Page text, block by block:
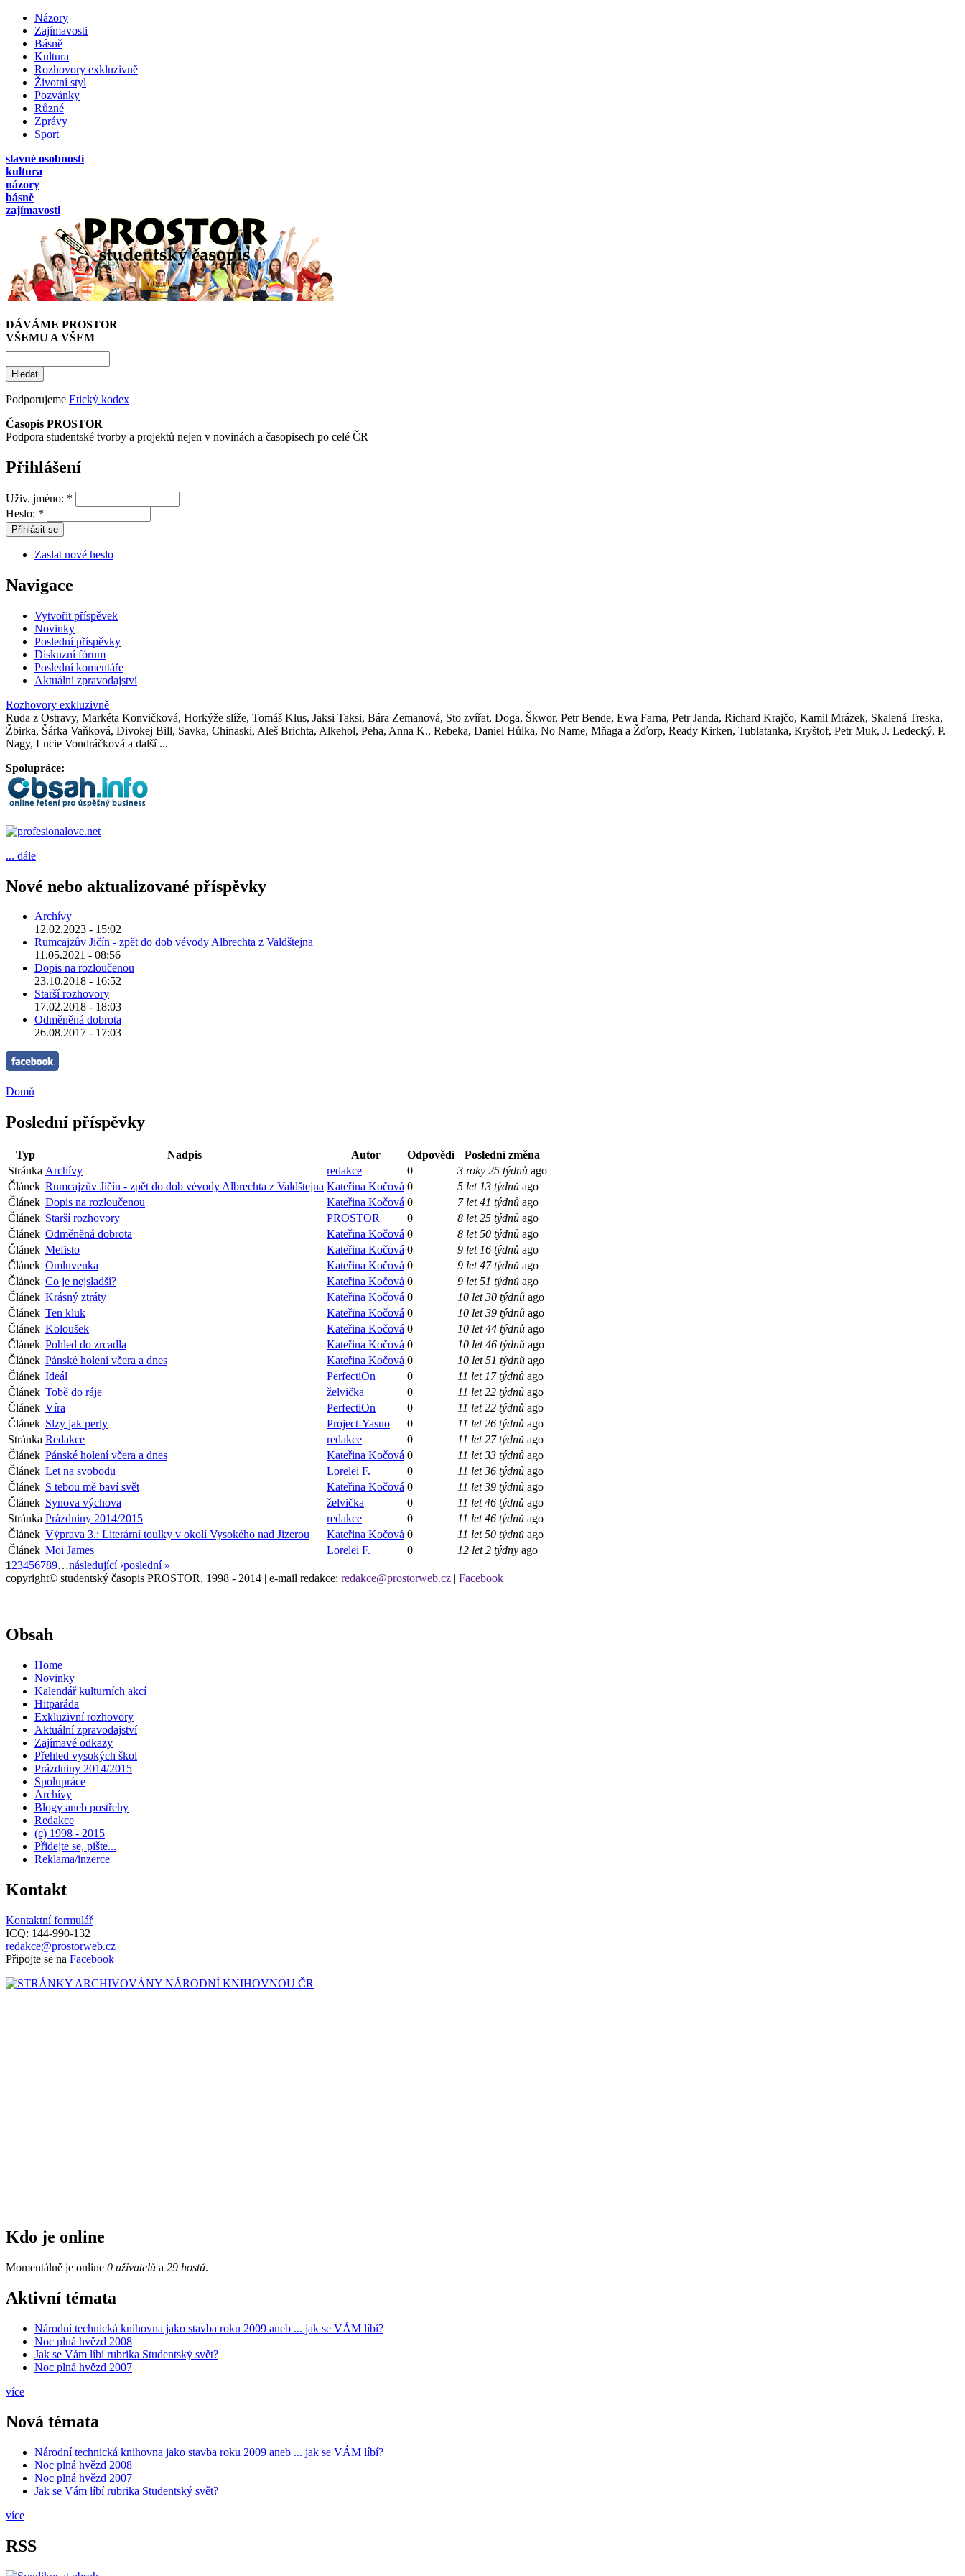
Názory
Zajímavosti
Básně
Kultura
Rozhovory exkluzivně
Životní styl
Pozvánky
Různé
Zprávy
Sport
slavné osobnosti
kultura
názory
básně
zajímavosti
DÁVÁME PROSTOR
VŠEMU A VŠEM
Podporujeme Etický kodex
Časopis PROSTOR
Podpora studentské tvorby a projektů nejen v novinách a časopisech po celé ČR
Přihlášení
Uživ. jméno: *
Heslo: *
Zaslat nové heslo
Navigace
Vytvořit příspěvek
Novinky
Poslední příspěvky
Diskuzní fórum
Poslední komentáře
Aktuální zpravodajství
Rozhovory exkluzivně
Ruda z Ostravy, Markéta Konvičková, Horkýže slíže, Tomáš Klus, Jaksi Taksi, Bára Zemanová, Sto zvířat, Doga, Škwor, Petr Bende, Ewa Farna, Petr Janda, Richard Krajčo, Kamil Mrázek, Skalená Treska,
Žbirka, Šárka Vaňková, Divokej Bill, Savka, Chinaski, Aleš Brichta, Alkehol, Peha, Anna K., Rebeka, Daniel Hůlka, No Name, Mňaga a Žďorp, Ready Kirken, Tublatanka, Kryštof, Petr Muk, J. Ledecký, P.
Nagy, Lucie Vondráčková a další ...
Spolupráce:
... dále
Nové nebo aktualizované příspěvky
Archívy
12.02.2023 - 15:02
Rumcajzův Jičín - zpět do dob vévody Albrechta z Valdštejna
11.05.2021 - 08:56
Dopis na rozloučenou
23.10.2018 - 16:52
Starší rozhovory
17.02.2018 - 18:03
Odměněná dobrota
26.08.2017 - 17:03
Domů
Poslední příspěvky
Typ Nadpis Autor Odpovědí
Poslední změna
Stránka Archívy redakce 0 3 roky 25 týdnů ago
Článek Rumcajzův Jičín - zpět do dob vévody Albrechta z Valdštejna Kateřina Kočová 0 5 let 13 týdnů ago
Článek Dopis na rozloučenou Kateřina Kočová 0 7 let 41 týdnů ago
Článek Starší rozhovory PROSTOR 0 8 let 25 týdnů ago
Článek Odměněná dobrota Kateřina Kočová 0 8 let 50 týdnů ago
Článek Mefisto Kateřina Kočová 0 9 let 16 týdnů ago
Článek Omluvenka Kateřina Kočová 0 9 let 47 týdnů ago
Článek Co je nejsladší? Kateřina Kočová 0 9 let 51 týdnů ago
Článek Krásný ztráty Kateřina Kočová 0 10 let 30 týdnů ago
Článek Ten kluk Kateřina Kočová 0 10 let 39 týdnů ago
Článek Koloušek Kateřina Kočová 0 10 let 44 týdnů ago
Článek Pohled do zrcadla Kateřina Kočová 0 10 let 46 týdnů ago
Článek Pánské holení včera a dnes Kateřina Kočová 0 10 let 51 týdnů ago
Článek Ideál PerfectiOn 0 11 let 17 týdnů ago
Článek Tobě do ráje želvička 0 11 let 22 týdnů ago
Článek Víra PerfectiOn 0 11 let 22 týdnů ago
Článek Slzy jak perly Project-Yasuo 0 11 let 26 týdnů ago
Stránka Redakce redakce 0 11 let 27 týdnů ago
Článek Pánské holení včera a dnes Kateřina Kočová 0 11 let 33 týdnů ago
Článek Let na svobodu Lorelei F. 0 11 let 36 týdnů ago
Článek S tebou mě baví svět Kateřina Kočová 0 11 let 39 týdnů ago
Článek Synova výchova želvička 0 11 let 46 týdnů ago
Stránka Prázdniny 2014/2015 redakce 0 11 let 46 týdnů ago
Článek Výprava 3.: Literární toulky v okolí Vysokého nad Jizerou Kateřina Kočová 0 11 let 50 týdnů ago
Článek Moi James Lorelei F. 0 12 let 2 týdny ago
123456789…následující ›poslední »
copyright© studentský časopis PROSTOR, 1998 - 2014 | e-mail redakce: redakce@prostorweb.cz | Facebook
Obsah
Home
Novinky
Kalendář kulturních akcí
Hitparáda
Exkluzivní rozhovory
Aktuální zpravodajství
Zajímavé odkazy
Přehled vysokých škol
Prázdniny 2014/2015
Spolupráce
Archívy
Blogy aneb postřehy
Redakce
(c) 1998 - 2015
Přidejte se, pište...
Reklama/inzerce
Kontakt
Kontaktní formulář
ICQ: 144-990-132
redakce@prostorweb.cz
Připojte se na Facebook
Kdo je online
Momentálně je online 0 uživatelů a 29 hostů.
Aktivní témata
Národní technická knihovna jako stavba roku 2009 aneb ... jak se VÁM líbí?
Noc plná hvězd 2008
Jak se Vám líbí rubrika Studentský svět?
Noc plná hvězd 2007
více
Nová témata
Národní technická knihovna jako stavba roku 2009 aneb ... jak se VÁM líbí?
Noc plná hvězd 2008
Noc plná hvězd 2007
Jak se Vám líbí rubrika Studentský svět?
více
RSS